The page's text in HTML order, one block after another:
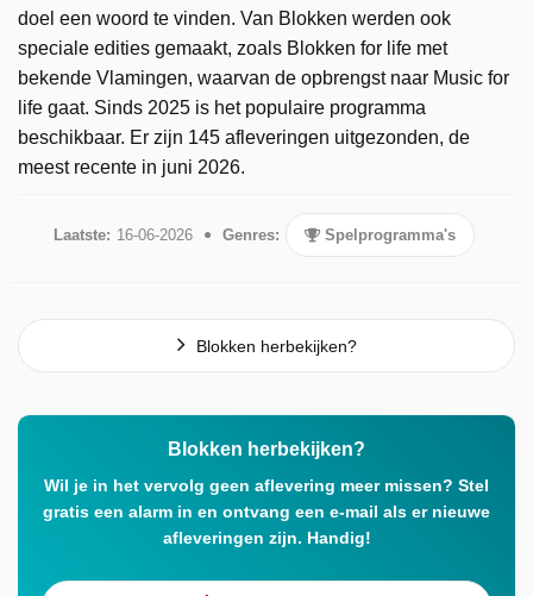
doel een woord te vinden. Van Blokken werden ook
speciale edities gemaakt, zoals Blokken for life met
bekende Vlamingen, waarvan de opbrengst naar Music for
life gaat. Sinds 2025 is het populaire programma
beschikbaar. Er zijn 145 afleveringen uitgezonden, de
meest recente in juni 2026.
Laatste: 16-06-2026 Genres: Spelprogramma's
Blokken herbekijken?
Blokken herbekijken?
Wil je in het vervolg geen aflevering meer missen? Stel
gratis een alarm in en ontvang een e-mail als er nieuwe
afleveringen zijn. Handig!